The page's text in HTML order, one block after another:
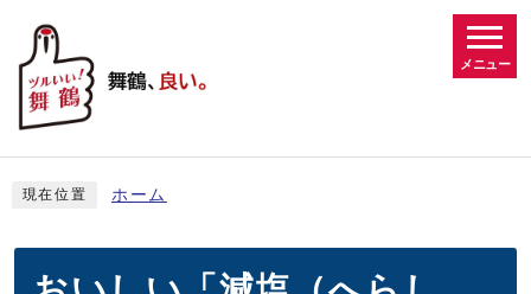
メニュー
現在位置 ホーム